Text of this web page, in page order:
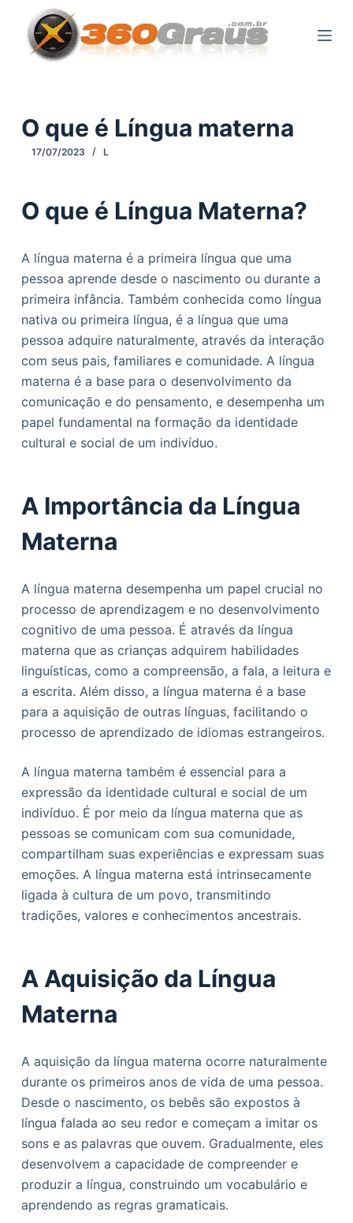
p
o
n
e
ú
d
o
O que é Língua materna
17/07/2023 L
O que é Língua Materna?
A língua materna é a primeira língua que uma
pessoa aprende desde o nascimento ou durante a
primeira infância. Também conhecida como língua
nativa ou primeira língua, é a língua que uma
pessoa adquire naturalmente, através da interação
com seus pais, familiares e comunidade. A língua
materna é a base para o desenvolvimento da
comunicação e do pensamento, e desempenha um
papel fundamental na formação da identidade
cultural e social de um indivíduo.
A Importância da Língua
Materna
A língua materna desempenha um papel crucial no
processo de aprendizagem e no desenvolvimento
cognitivo de uma pessoa. É através da língua
materna que as crianças adquirem habilidades
linguísticas, como a compreensão, a fala, a leitura e
a escrita. Além disso, a língua materna é a base
para a aquisição de outras línguas, facilitando o
processo de aprendizado de idiomas estrangeiros.
A língua materna também é essencial para a
expressão da identidade cultural e social de um
indivíduo. É por meio da língua materna que as
pessoas se comunicam com sua comunidade,
compartilham suas experiências e expressam suas
emoções. A língua materna está intrinsecamente
ligada à cultura de um povo, transmitindo
tradições, valores e conhecimentos ancestrais.
A Aquisição da Língua
Materna
A aquisição da língua materna ocorre naturalmente
durante os primeiros anos de vida de uma pessoa.
Desde o nascimento, os bebês são expostos à
língua falada ao seu redor e começam a imitar os
sons e as palavras que ouvem. Gradualmente, eles
desenvolvem a capacidade de compreender e
produzir a língua, construindo um vocabulário e
aprendendo as regras gramaticais.